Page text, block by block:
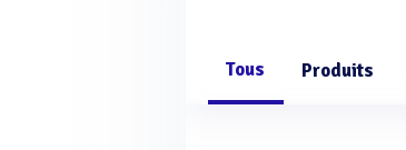
Tous Produits